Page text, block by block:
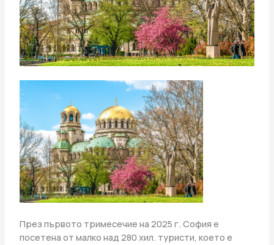
През първото тримесечие на 2025 г. София е
посетена от малко над 280 хил. туристи, което е